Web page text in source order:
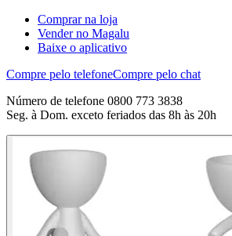
Comprar na loja
Vender no Magalu
Baixe o aplicativo
Compre pelo telefoneCompre pelo chat
Número de telefone 0800 773 3838
Seg. à Dom. exceto feriados das 8h às 20h